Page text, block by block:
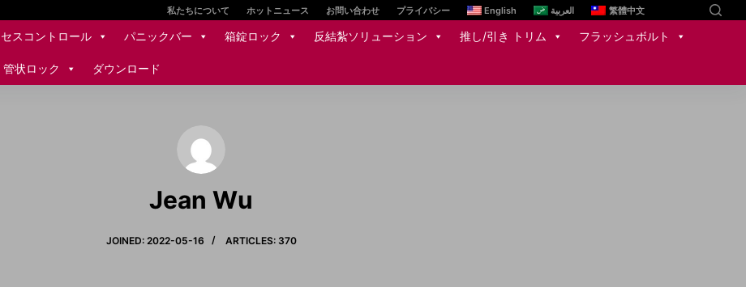
私たちについて ホットニュース お問い合わせ プライバシー English العربية 繁體中文
スコントロール パニックバー 箱錠ロック 反結紮ソリューション 推し/引き トリム フラッシュボルト
管状ロック ダウンロード
Jean Wu
JOINED: 2022-05-16 ARTICLES: 370